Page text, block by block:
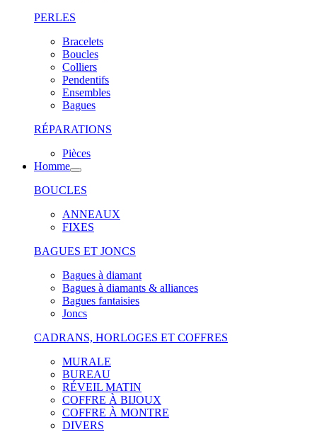
PERLES
Bracelets
Boucles
Colliers
Pendentifs
Ensembles
Bagues
RÉPARATIONS
Pièces
Homme
BOUCLES
ANNEAUX
FIXES
BAGUES ET JONCS
Bagues à diamant
Bagues à diamants & alliances
Bagues fantaisies
Joncs
CADRANS, HORLOGES ET COFFRES
MURALE
BUREAU
RÉVEIL MATIN
COFFRE À BIJOUX
COFFRE À MONTRE
DIVERS